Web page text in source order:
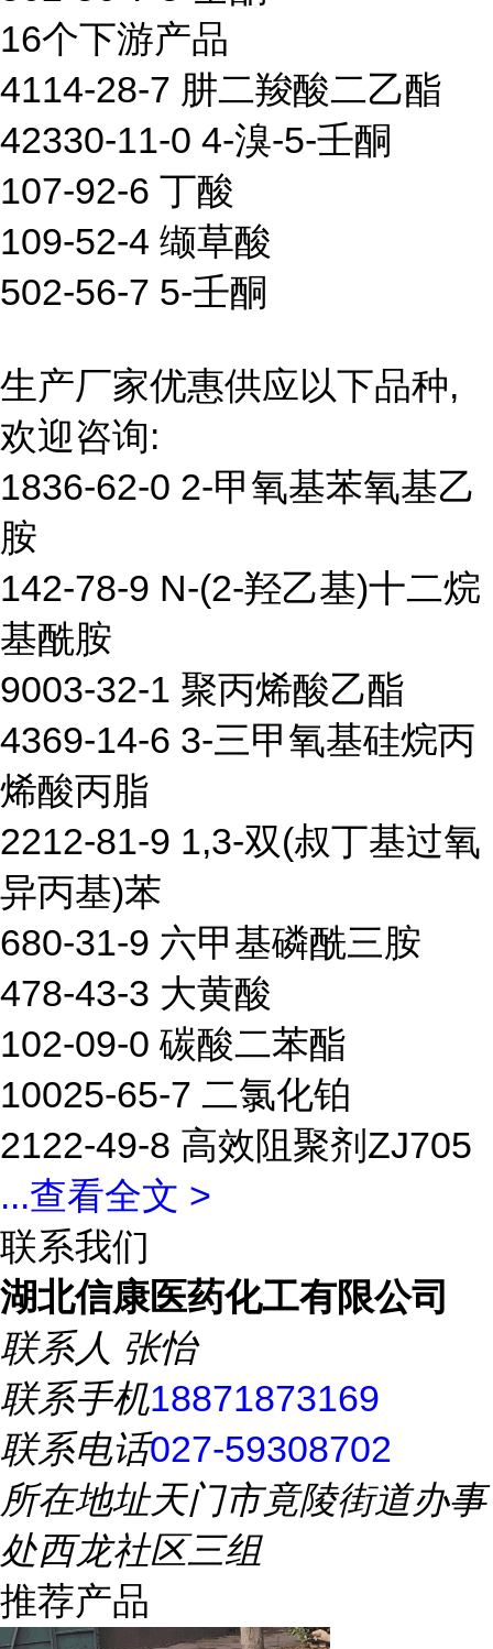
16个下游产品
4114-28-7 肼二羧酸二乙酯
42330-11-0 4-溴-5-壬酮
107-92-6 丁酸
109-52-4 缬草酸
502-56-7 5-壬酮
生产厂家优惠供应以下品种,
欢迎咨询:
1836-62-0 2-甲氧基苯氧基乙
胺
142-78-9 N-(2-羟乙基)十二烷
基酰胺
9003-32-1 聚丙烯酸乙酯
4369-14-6 3-三甲氧基硅烷丙
烯酸丙脂
2212-81-9 1,3-双(叔丁基过氧
异丙基)苯
680-31-9 六甲基磷酰三胺
478-43-3 大黄酸
102-09-0 碳酸二苯酯
10025-65-7 二氯化铂
2122-49-8 高效阻聚剂ZJ705
...查看全文 >
联系我们
湖北信康医药化工有限公司
联系人 张怡
联系手机18871873169
联系电话027-59308702
所在地址天门市竟陵街道办事
处西龙社区三组
推荐产品